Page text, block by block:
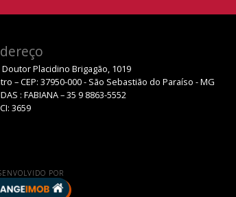
Doutor Placidino Brigagão, 1019
– CEP: 37950-000 - São Sebastião do Paraíso - MG
: FABIANA – 35 9 8863-5552
3659
POR